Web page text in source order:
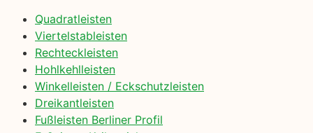
Quadratleisten
Viertelstableisten
Rechteckleisten
Hohlkehlleisten
Winkelleisten / Eckschutzleisten
Dreikantleisten
Fußleisten Berliner Profil